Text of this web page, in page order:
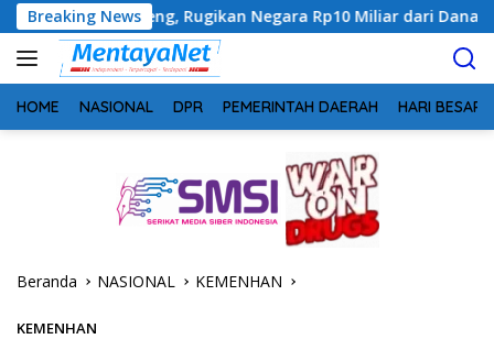
Langsung
ke
konten
Breaking News
Rugikan Negara Rp10 Miliar dari Dana Hibah Rp40 Miliar
HOME NASIONAL DPR PEMERINTAH DAERAH HARI BESAR
Beranda NASIONAL KEMENHAN
KEMENHAN